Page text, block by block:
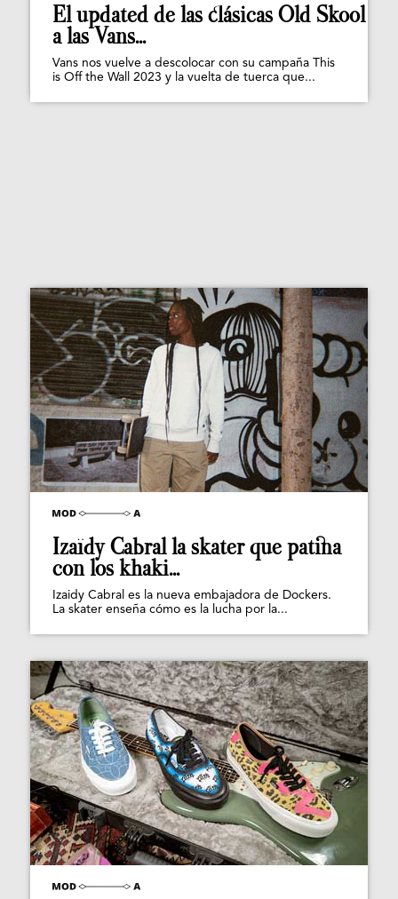
El updated de las clásicas Old Skool
a las Vans...
Vans nos vuelve a descolocar con su campaña This
is Off the Wall 2023 y la vuelta de tuerca que...
Izaïdy Cabral la skater que patina
con los khaki...
Izaidy Cabral es la nueva embajadora de Dockers.
La skater enseña cómo es la lucha por la...